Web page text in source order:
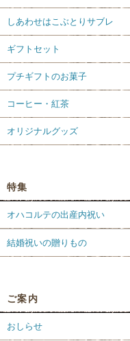
しあわせはこぶとりサブレ
ギフトセット
プチギフトのお菓子
コーヒー・紅茶
オリジナルグッズ
特集
オハコルテの出産内祝い
結婚祝いの贈りもの
ご案内
おしらせ